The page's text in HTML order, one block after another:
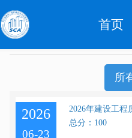
首页
所
2026
06-23
2026年建设工程
总分：100